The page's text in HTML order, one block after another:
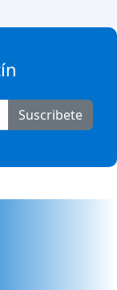
Suscribete